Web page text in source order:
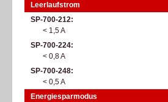
Leerlaufstrom
SP-700-212
< 1,5 A
SP-700-224
< 0,8 A
SP-700-248
< 0,5 A
Energiesparmodus